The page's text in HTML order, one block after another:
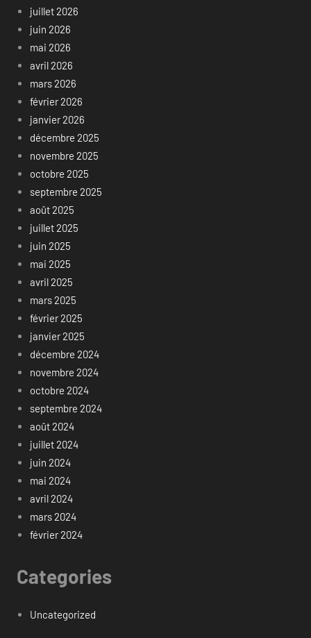
juillet 2026
juin 2026
mai 2026
avril 2026
mars 2026
février 2026
janvier 2026
décembre 2025
novembre 2025
octobre 2025
septembre 2025
août 2025
juillet 2025
juin 2025
mai 2025
avril 2025
mars 2025
février 2025
janvier 2025
décembre 2024
novembre 2024
octobre 2024
septembre 2024
août 2024
juillet 2024
juin 2024
mai 2024
avril 2024
mars 2024
février 2024
Categories
Uncategorized